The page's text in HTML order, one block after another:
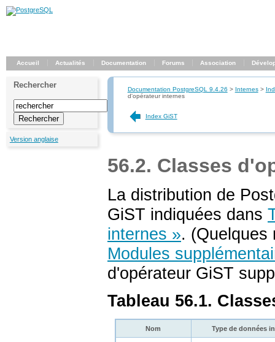
Accueil Actualités Documentation Forums Association
Rechercher
Version anglaise
Documentation PostgreSQL 9.4.26 > Internes>
d'opérateur internes
Index GiST
56.2. Classes
La distribution de
GiST indiquées dans
internes ».
Modules
d'opérateur GiST
Tableau 56.1.
Nom Type de données